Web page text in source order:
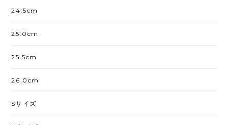
24.5cm
25.0cm
25.5cm
26.0cm
Sサイズ